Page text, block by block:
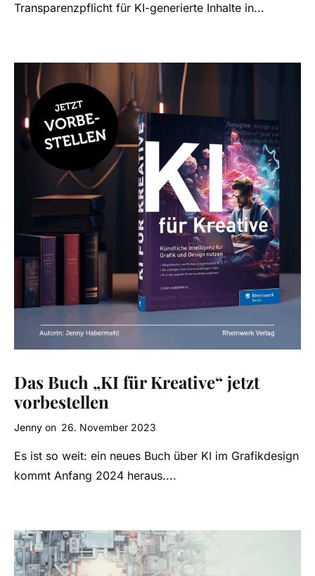
Transparenzpflicht für KI-generierte Inhalte in...
Das Buch „KI für Kreative“ jetzt
vorbestellen
Jenny on 26. November 2023
Es ist so weit: ein neues Buch über KI im Grafikdesign
kommt Anfang 2024 heraus....